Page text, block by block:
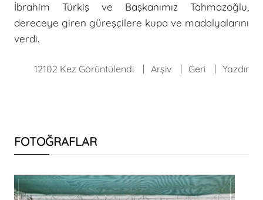
İbrahim Türkiş ve Başkanımız Tahmazoğlu,
dereceye giren güreşçilere kupa ve madalyalarını
verdi.
12102 Kez Görüntülendi Arşiv Geri Yazdır
FOTOĞRAFLAR